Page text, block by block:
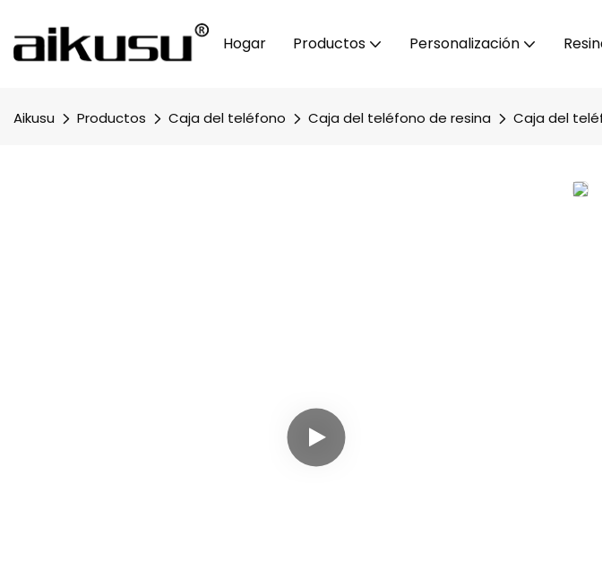
Hogar Productos Personalización
Aikusu Productos Caja del teléfono Caja del teléfono de resina Caja del